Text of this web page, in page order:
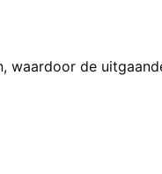
waardoor de